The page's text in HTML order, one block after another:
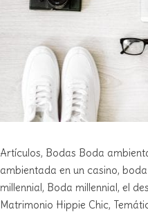
Artículos, Bodas Boda
ambientada en un casino,
millennial, Boda millennial, el
Matrimonio Hippie Chic,